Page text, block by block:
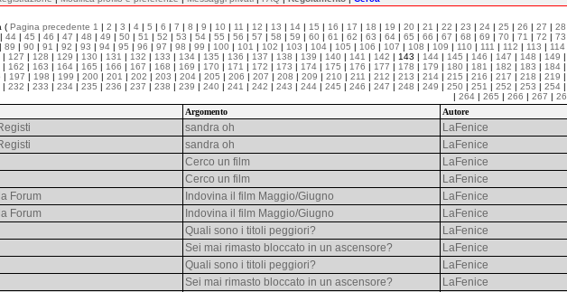
( Pagina precedente 1 | 2 | 3 | 4 | 5 | 6 | 7 | 8 | 9 | 10 | 11 | 12 | 13 | 14 | 15 | 16 | 17 | 18 | 19 | 20 | 21 | 22 | 23 | 24 | 25 | 26 | 27 | 28
| 44 | 45 | 46 | 47 | 48 | 49 | 50 | 51 | 52 | 53 | 54 | 55 | 56 | 57 | 58 | 59 | 60 | 61 | 62 | 63 | 64 | 65 | 66 | 67 | 68 | 69 | 70 | 71 | 72 | 73
| 89 | 90 | 91 | 92 | 93 | 94 | 95 | 96 | 97 | 98 | 99 | 100 | 101 | 102 | 103 | 104 | 105 | 106 | 107 | 108 | 109 | 110 | 111 | 112 | 113 | 114
| 127 | 128 | 129 | 130 | 131 | 132 | 133 | 134 | 135 | 136 | 137 | 138 | 139 | 140 | 141 | 142 | 143 | 144 | 145 | 146 | 147 | 148 | 149 |
| 162 | 163 | 164 | 165 | 166 | 167 | 168 | 169 | 170 | 171 | 172 | 173 | 174 | 175 | 176 | 177 | 178 | 179 | 180 | 181 | 182 | 183 | 184 |
| 197 | 198 | 199 | 200 | 201 | 202 | 203 | 204 | 205 | 206 | 207 | 208 | 209 | 210 | 211 | 212 | 213 | 214 | 215 | 216 | 217 | 218 | 219 |
| 232 | 233 | 234 | 235 | 236 | 237 | 238 | 239 | 240 | 241 | 242 | 243 | 244 | 245 | 246 | 247 | 248 | 249 | 250 | 251 | 252 | 253 | 254 |
| 264 | 265 | 266 | 267 |
Argomento Autore
sandra oh LaFenice
sandra oh LaFenice
Cerco un film LaFenice
Cerco un film LaFenice
Forum
Indovina il film Maggio/Giugno LaFenice
Forum
Indovina il film Maggio/Giugno LaFenice
Quali sono i titoli peggiori? LaFenice
Sei mai rimasto bloccato in un ascensore? LaFenice
Quali sono i titoli peggiori? LaFenice
Sei mai rimasto bloccato in un ascensore? LaFenice